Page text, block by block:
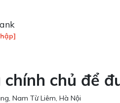
chính chủ để
Nam Từ Liêm, Hà Nội